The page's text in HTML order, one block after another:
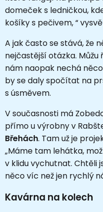
domeček s ledničkou,
košíky s pečivem, “
A jak často se stává, že
nejčastější otázka.
nám naopak nechá
by se daly spočítat na
s úsměvem.
V současnosti má
přímo u výrobny v
Břehách. Tam už je
„Máme tam lehátka,
v klidu vychutnat. Chtěli
něco víc než jen rychlý
Kavárna na kolech